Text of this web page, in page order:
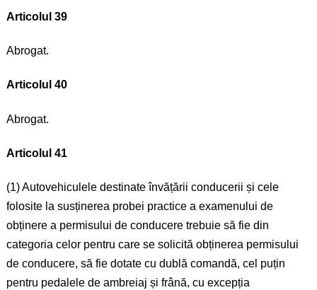
Articolul 39
Abrogat.
Articolul 40
Abrogat.
Articolul 41
(1) Autovehiculele destinate învățării conducerii și cele
folosite la susținerea probei practice a examenului de
obținere a permisului de conducere trebuie să fie din
categoria celor pentru care se solicită obținerea permisului
de conducere, să fie dotate cu dublă comandă, cel puțin
pentru pedalele de ambreiaj și frână, cu excepția